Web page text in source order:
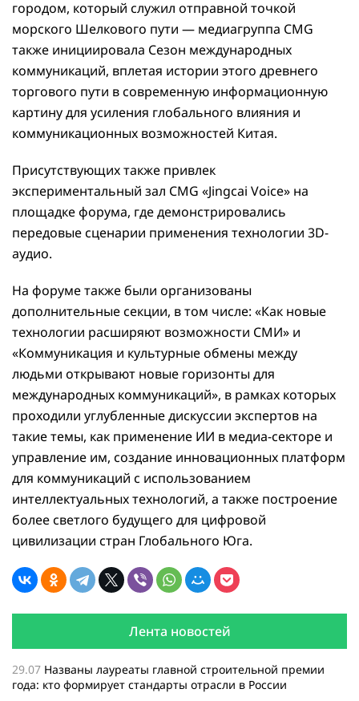
городом, который служил отправной точкой
морского Шелкового пути — медиагруппа CMG
также инициировала Сезон международных
коммуникаций, вплетая истории этого древнего
торгового пути в современную информационную
картину для усиления глобального влияния и
коммуникационных возможностей Китая.
Присутствующих также привлек
экспериментальный зал CMG «Jingcai Voice» на
площадке форума, где демонстрировались
передовые сценарии применения технологии 3D-
аудио.
На форуме также были организованы
дополнительные секции, в том числе: «Как новые
технологии расширяют возможности СМИ» и
«Коммуникация и культурные обмены между
людьми открывают новые горизонты для
международных коммуникаций», в рамках которых
проходили углубленные дискуссии экспертов на
такие темы, как применение ИИ в медиа-секторе и
управление им, создание инновационных платформ
для коммуникаций с использованием
интеллектуальных технологий, а также построение
более светлого будущего для цифровой
цивилизации стран Глобального Юга.
Лента новостей
29.07 Названы лауреаты главной строительной премии
года: кто формирует стандарты отрасли в России